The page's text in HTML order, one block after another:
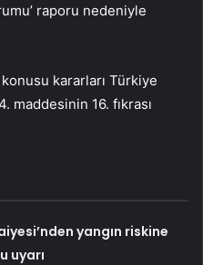
raporu nedeniyle
kararları Türkiye
maddesinin 16. fıkrası
yangın riskine
uyarı